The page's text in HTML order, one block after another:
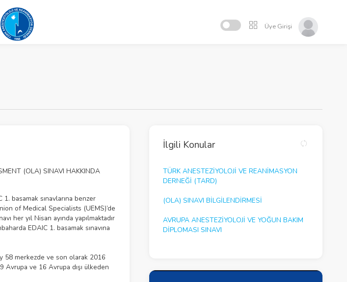
Üye Girişi
(OLA) SINAVI HAKKINDA
basamak sınavlarına benzer
of Medical Specialists (UEMS)’de
her yıl Nisan ayında yapılmaktadır
EDAIC 1. basamak sınavına
58 merkezde ve son olarak 2016
Avrupa ve 16 Avrupa dışı ülkeden
İlgili Konular
TÜRK ANESTEZİYOLOJİ VE REANİMASYON
DERNEĞİ (TARD)
(OLA) SINAVI BİLGİLENDİRMESİ
AVRUPA ANESTEZIYOLOJI VE YOĞUN BAKIM
DIPLOMASI SINAVI